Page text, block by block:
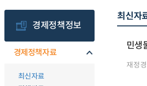
경제정책정보
경제정책자료
최신자료
최신자
민생
재정